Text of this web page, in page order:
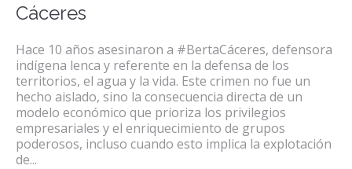
Cáceres
Hace 10 años asesinaron a #BertaCáceres, defensora
indígena lenca y referente en la defensa de los
territorios, el agua y la vida. Este crimen no fue un
hecho aislado, sino la consecuencia directa de un
modelo económico que prioriza los privilegios
empresariales y el enriquecimiento de grupos
poderosos, incluso cuando esto implica la explotación
de...